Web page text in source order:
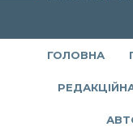
ГОЛОВНА